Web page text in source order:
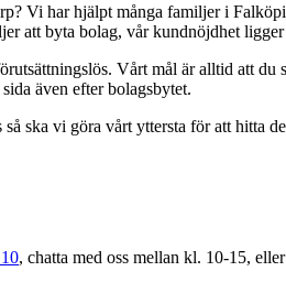
Vi har hjälpt många familjer i
att byta bolag, vår kundnöjdhet
Vårt mål är alltid att
även efter bolagsbytet.
ska vi göra vårt yttersta för att hitta
, chatta med oss mellan kl. 10-15,